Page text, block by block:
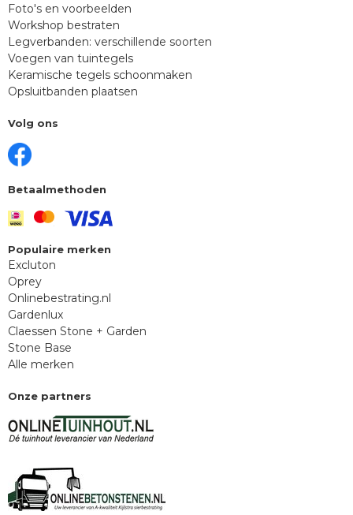
Foto's en voorbeelden
Workshop bestraten
Legverbanden: verschillende soorten
Voegen van tuintegels
Keramische tegels schoonmaken
Opsluitbanden plaatsen
Volg ons
Betaalmethoden
Populaire merken
Excluton
Oprey
Onlinebestrating.nl
Gardenlux
Claessen Stone + Garden
Stone Base
Alle merken
Onze partners